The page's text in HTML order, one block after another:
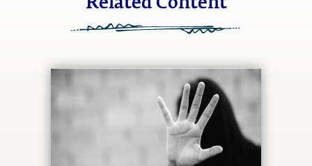
Related Content